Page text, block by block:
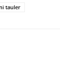
tauler